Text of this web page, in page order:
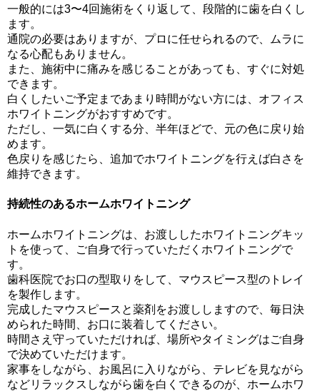
一般的には3〜4回施術をくり返して、段階的に歯を白くし
ます。
通院の必要はありますが、プロに任せられるので、ムラに
なる心配もありません。
また、施術中に痛みを感じることがあっても、すぐに対処
できます。
白くしたいご予定まであまり時間がない方には、オフィス
ホワイトニングがおすすめです。
ただし、一気に白くする分、半年ほどで、元の色に戻り始
めます。
色戻りを感じたら、追加でホワイトニングを行えば白さを
維持できます。
持続性のあるホームホワイトニング
ホームホワイトニングは、お渡ししたホワイトニングキッ
トを使って、ご自身で行っていただくホワイトニングで
す。
歯科医院でお口の型取りをして、マウスピース型のトレイ
を製作します。
完成したマウスピースと薬剤をお渡ししますので、毎日決
められた時間、お口に装着してください。
時間さえ守っていただければ、場所やタイミングはご自身
で決めていただけます。
家事をしながら、お風呂に入りながら、テレビを見ながら
などリラックスしながら歯を白くできるのが、ホームホワ